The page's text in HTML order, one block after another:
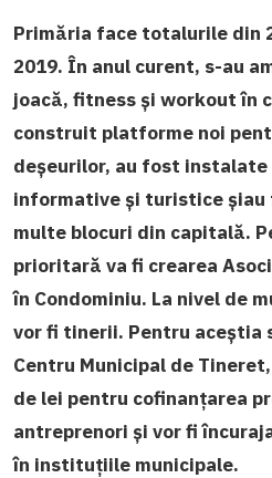
Primăria face totalurile din
2019. În anul curent, s-au
joacă, fitness și workout în
construit platforme noi
deșeurilor, au fost
informative și turistice șiau
multe blocuri din capitală.
prioritară va fi crearea
în Condominiu. La nivel de
vor fi tinerii. Pentru aceștia
Centru Municipal de
de lei pentru cofinanțarea
antreprenori și vor fi
în instituțiile municipale.